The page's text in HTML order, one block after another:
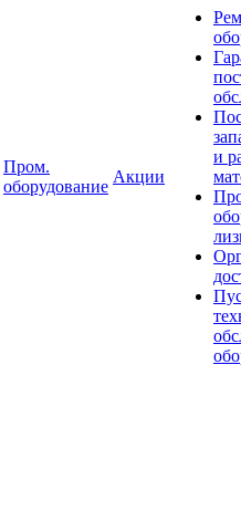
Пром.
оборудование
Акции
и